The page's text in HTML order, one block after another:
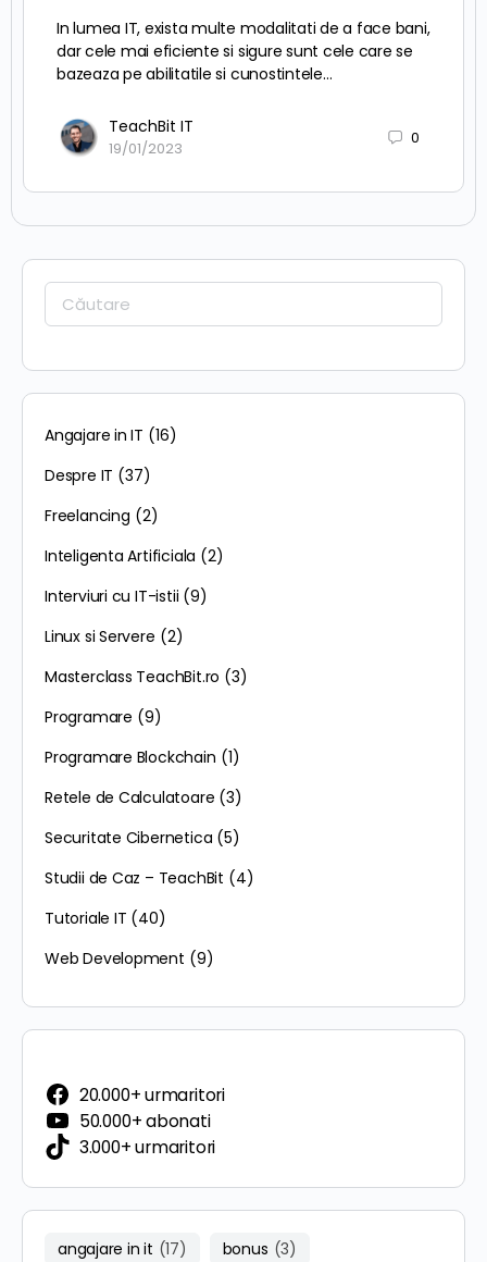
In lumea IT, exista multe modalitati de a face bani,
dar cele mai eficiente si sigure sunt cele care se
bazeaza pe abilitatile si cunostintele…
TeachBit IT
19/01/2023
0
Caută:
Angajare in IT (16)
Despre IT (37)
Freelancing (2)
Inteligenta Artificiala (2)
Interviuri cu IT-istii (9)
Linux si Servere (2)
Masterclass TeachBit.ro (3)
Programare (9)
Programare Blockchain (1)
Retele de Calculatoare (3)
Securitate Cibernetica (5)
Studii de Caz – TeachBit (4)
Tutoriale IT (40)
Web Development (9)
20.000+ urmaritori
50.000+ abonati
3.000+ urmaritori
angajare in it (17) bonus (3)